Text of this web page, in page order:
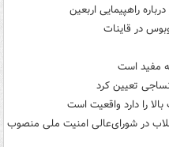
راهپیمایی اربعین
مفید است
تعیین کرد
را دارد واقعیت است
در شورای‌عالی امنیت ملی منصوب